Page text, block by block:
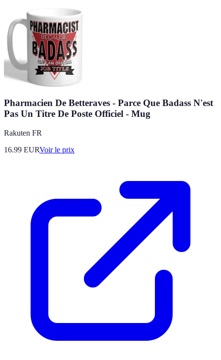
Pharmacien De Betteraves - Parce Que Badass N'est
Pas Un Titre De Poste Officiel - Mug
Rakuten FR
16.99 EURVoir le prix